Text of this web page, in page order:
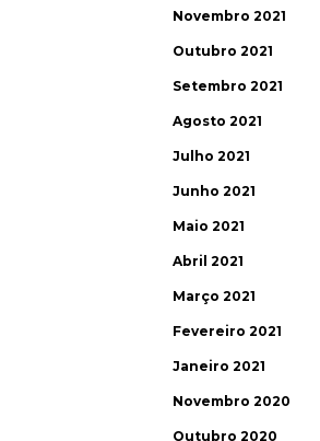
Novembro 2021
Outubro 2021
Setembro 2021
Agosto 2021
Julho 2021
Junho 2021
Maio 2021
Abril 2021
Março 2021
Fevereiro 2021
Janeiro 2021
Novembro 2020
Outubro 2020